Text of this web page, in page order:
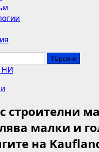
НИ
строителни
малки и
на